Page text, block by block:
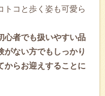
トコと歩く姿も可愛ら
心者でも扱いやすい品
がない方でもしっかり
からお迎えすることに